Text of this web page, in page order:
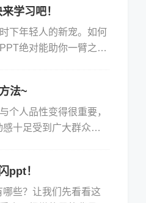
学习吧！
下年轻人的新宠。如何
绝对能助你一臂之
法~
个人品性变得很重要，
十足受到广大群众欢
ppt！
些？让我们先看看这